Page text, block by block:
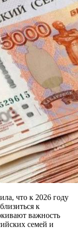
что к 2026 году
к
важность
семей и